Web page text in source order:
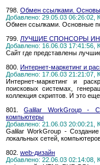
798. Обмен ссылками. Основы
Добавлено: 29.05.03 06:26:02,
Обмен ссылками. Основные
799. ЛУЧШИЕ СПОНСОРЫ
Добавлено: 16.06.03 17:41:56,
Сайт где представлены
800. Интернет-маркетинг и
Добавлено: 17.06.03 21:21:07,
Интернет-маркетинг и
поисковых системах,
коллекция скриптов. И это
801.Galilar WorkGroup -
компьютеры
Добавлено: 21.06.03 20:00:21,
Galilar WorkGroup -
локальных сетей,
802. web-дизайн
Добавлено: 22.06.03 02:14:08,